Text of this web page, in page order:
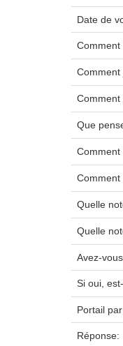
Date de
Comment
Comment
Comment
Que
Comment
Comment
Quelle
Quelle
Avez-
Si oui,
Portail
Réponse: